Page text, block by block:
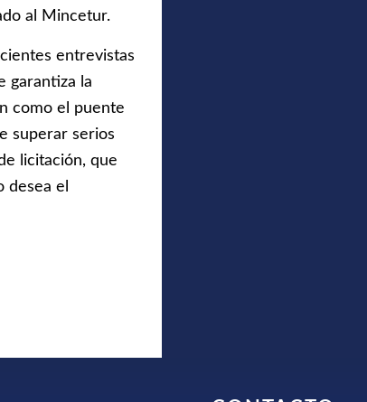
al Mincetur.
entrevistas
garantiza la
como el puente
superar serios
licitación, que
el